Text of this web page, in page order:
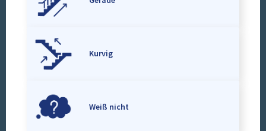
Kurvig
Weiß nicht